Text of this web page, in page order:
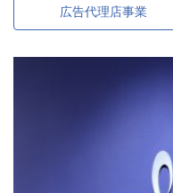
広告代理店事業